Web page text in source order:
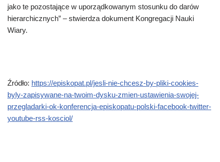
jako te pozostające w uporządkowanym stosunku do darów
hierarchicznych” – stwierdza dokument Kongregacji Nauki
Wiary.
Źródło: https://episkopat.pl/jesli-nie-chcesz-by-pliki-cookies-
byly-zapisywane-na-twoim-dysku-zmien-ustawienia-swojej-
przegladarki-ok-konferencja-episkopatu-polski-facebook-twitter-
youtube-rss-kosciol/